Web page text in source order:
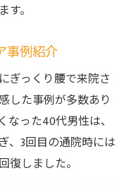
。
事例紹介
ぎっくり腰で来院さ
した事例が多数あり
なった40代男性は、
、3回目の通院時には
復しました。